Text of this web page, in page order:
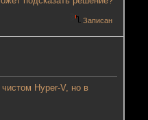
Записан
Hyper-V, но в